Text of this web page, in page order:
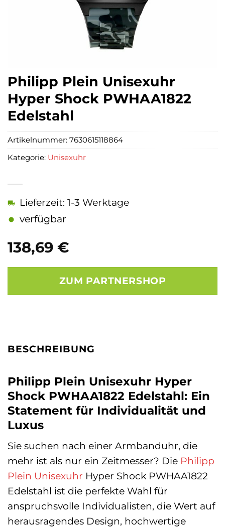
Philipp Plein Unisexuhr
Hyper Shock PWHAA1822
Edelstahl
138,69 €
Lieferzeit: 1-3 Werktage
verfügbar
ZUM PARTNERSHOP
Artikelnummer: 7630615118864
Kategorie: Unisexuhr
BESCHREIBUNG
Philipp Plein Unisexuhr Hyper
Shock PWHAA1822 Edelstahl: Ein
Statement für Individualität und
Luxus
Sie suchen nach einer Armbanduhr, die
mehr ist als nur ein Zeitmesser? Die Philipp
Plein Unisexuhr Hyper Shock PWHAA1822
Edelstahl ist die perfekte Wahl für
anspruchsvolle Individualisten, die Wert auf
herausragendes Design, hochwertige